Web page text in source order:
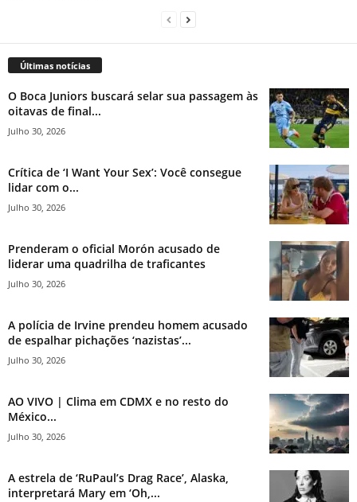
Últimas notícias
O Boca Juniors buscará selar sua passagem às
oitavas de final...
Julho 30, 2026
Crítica de ‘I Want Your Sex’: Você consegue
lidar com o...
Julho 30, 2026
Prenderam o oficial Morón acusado de
liderar uma quadrilha de traficantes
Julho 30, 2026
A polícia de Irvine prendeu homem acusado
de espalhar pichações ‘nazistas’...
Julho 30, 2026
AO VIVO | Clima em CDMX e no resto do
México...
Julho 30, 2026
A estrela de ‘RuPaul’s Drag Race’, Alaska,
interpretará Mary em ‘Oh,...